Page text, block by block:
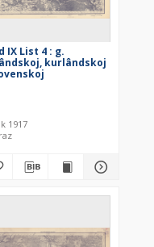
kartografičeskago zavedenìâ.
IX List 4 : g.
kurlândskoj
1917